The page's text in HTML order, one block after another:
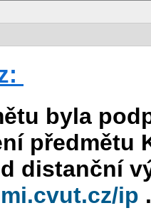
byla
předmětu
distanční
ip .